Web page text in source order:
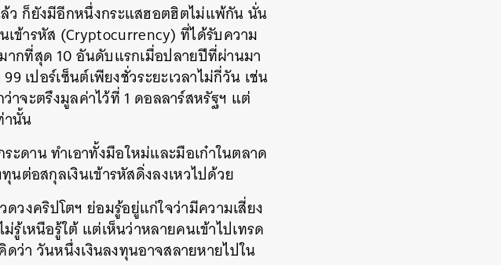
ว ก็ยังมีอีกหนึ่งกระแสฮอตฮิตไม่แพ้กัน นั่น
ข้ารหัส (Cryptocurrency) ที่ได้รับความ
กที่สุด 10 อันดับแรกเมื่อปลายปีที่ผ่านมา
เปอร์เซ็นต์เพียงชั่วระยะเวลาไม่กี่วัน เช่น
าจะตรึงมูลค่าไว้ที่ 1 ดอลลาร์สหรัฐฯ แต่
านั้น
ะดาน ทำเอาทั้งมือใหม่และมือเก๋าในตลาด
ต่อสกุลเงินเข้ารหัสดิ่งลงเหวไปด้วย
วงคริปโตฯ ย่อมรู้อยู่แก่ใจว่ามีความเสี่ยง
เหนือรู้ใต้ แต่เห็นว่าหลายคนเข้าไปเทรด
ดว่า วันหนึ่งเงินลงทุนอาจสลายหายไปใน